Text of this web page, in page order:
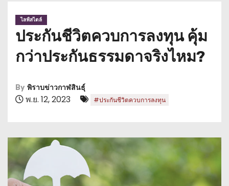
ไลฟ์สไตล์
ประกันชีวิตควบการลงทุน คุ้ม
กว่าประกันธรรมดาจริงไหม?
By พิราบข่าวกาฬสินธุ์
พ.ย. 12, 2023 #ประกันชีวิตควบการลงทุน